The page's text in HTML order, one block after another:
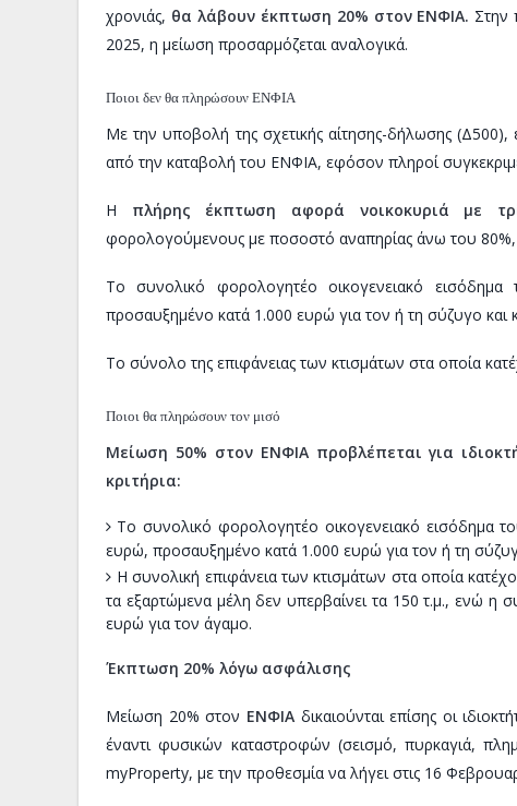
χρονιάς, θα λάβουν έκπτωση 20% στον ΕΝΦΙΑ. Στην
2025, η μείωση προσαρμόζεται αναλογικά.
Ποιοι δεν θα πληρώσουν ΕΝΦΙΑ
Με την υποβολή της σχετικής αίτησης-δήλωσης
από την καταβολή του ΕΝΦΙΑ, εφόσον πληροί
Η πλήρης έκπτωση αφορά νοικοκυριά με
φορολογούμενους με ποσοστό αναπηρίας άνω του 80%,
Το συνολικό φορολογητέο οικογενειακό
προσαυξημένο κατά 1.000 ευρώ για τον ή τη σύζυγο και
Το σύνολο της επιφάνειας των κτισμάτων στα οποία
Ποιοι θα πληρώσουν τον μισό
Μείωση 50% στον ΕΝΦΙΑ προβλέπεται για
κριτήρια:
Το συνολικό φορολογητέο οικογενειακό εισόδημα
ευρώ, προσαυξημένο κατά 1.000 ευρώ για τον ή τη
Η συνολική επιφάνεια των κτισμάτων στα οποία
τα εξαρτώμενα μέλη δεν υπερβαίνει τα 150 τ.μ., ενώ η
ευρώ για τον άγαμο.
Έκπτωση 20% λόγω ασφάλισης
Μείωση 20% στον ΕΝΦΙΑδικαιούνται επίσης οι
έναντι φυσικών καταστροφών (σεισμό, πυρκαγιά,
myProperty, με την προθεσμία να λήγει στις 16